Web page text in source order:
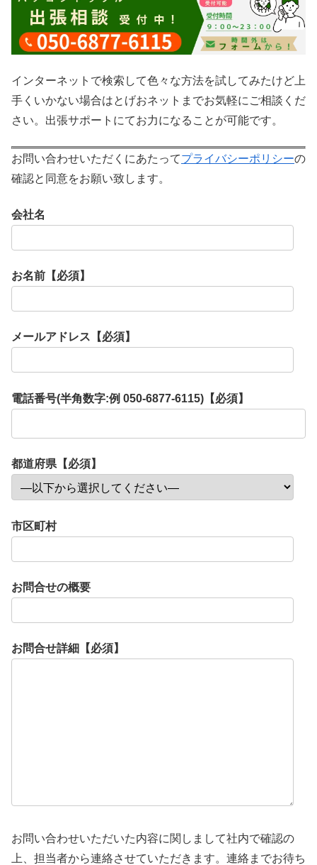
インターネットで検索して色々な方法を試してみたけど上
手くいかない場合はとげおネットまでお気軽にご相談くだ
さい。出張サポートにてお力になることが可能です。
お問い合わせいただくにあたってプライバシーポリシーの
確認と同意をお願い致します。
会社名
お名前【必須】
メールアドレス【必須】
電話番号(半角数字:例 050-6877-6115)【必須】
都道府県【必須】
市区町村
お問合せの概要
お問合せ詳細【必須】
お問い合わせいただいた内容に関しまして社内で確認の
上、担当者から連絡させていただきます。連絡までお待ち